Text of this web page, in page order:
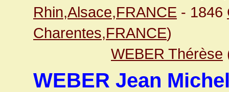
Rhin,Alsace,FRANCE - 1846
Charentes,FRANCE)
WEBER Thérèse
WEBER Jean